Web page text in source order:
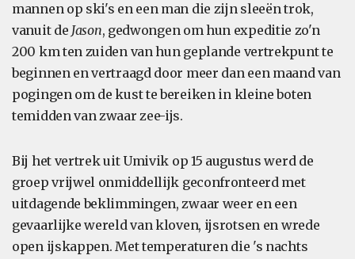
mannen op ski's en een man die zijn sleeën trok,
vanuit de Jason, gedwongen om hun expeditie zo'n
200 km ten zuiden van hun geplande vertrekpunt te
beginnen en vertraagd door meer dan een maand van
pogingen om de kust te bereiken in kleine boten
temidden van zwaar zee-ijs.
Bij het vertrek uit Umivik op 15 augustus werd de
groep vrijwel onmiddellijk geconfronteerd met
uitdagende beklimmingen, zwaar weer en een
gevaarlijke wereld van kloven, ijsrotsen en wrede
open ijskappen. Met temperaturen die 's nachts